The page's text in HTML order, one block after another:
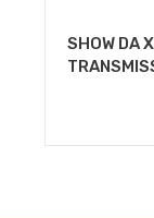
SHOW DA